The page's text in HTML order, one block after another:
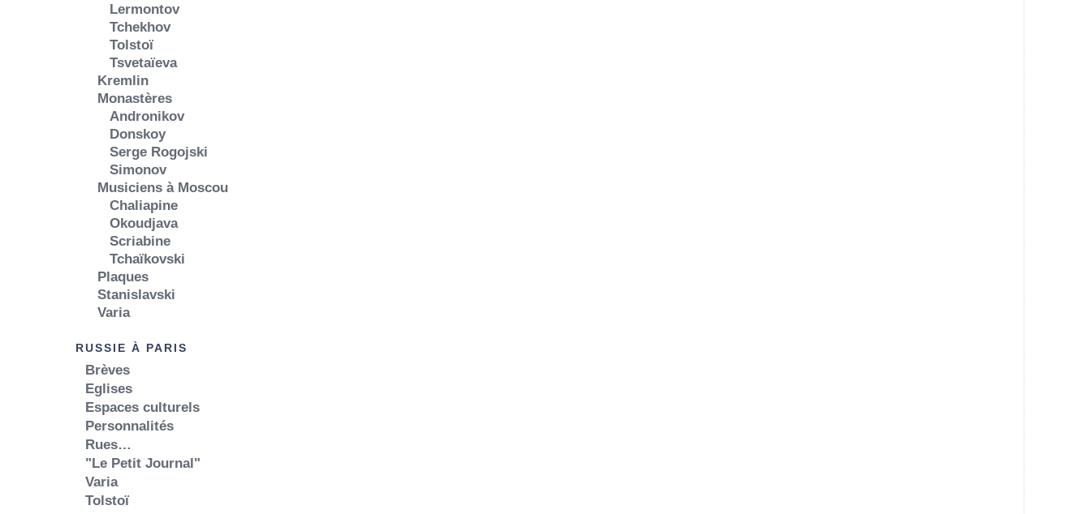
Lermontov
Tchekhov
Tolstoï
Tsvetaïeva
Kremlin
Monastères
Andronikov
Donskoy
Serge Rogojski
Simonov
Musiciens à Moscou
Chaliapine
Okoudjava
Scriabine
Tchaïkovski
Plaques
Stanislavski
Varia
RUSSIE À PARIS
Brèves
Eglises
Espaces culturels
Personnalités
Rues…
"Le Petit Journal"
Varia
Tolstoï